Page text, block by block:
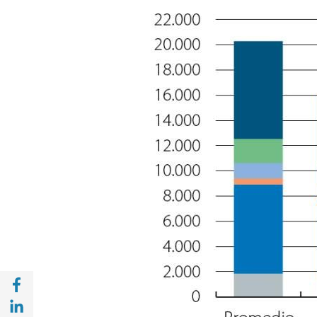
Compartir en Facebook (opens in a new
Compartir en with Linkedin (opens in a